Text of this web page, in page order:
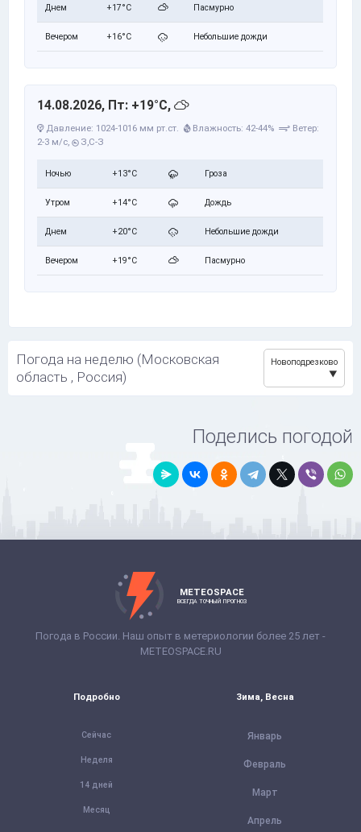
Днем +17°C Пасмурно
Вечером +16°C Небольшие дожди
14.08.2026, Пт: +19°C,
Давление: 1024-1016 мм рт.ст. Влажность: 42-44%
Ветер:
2-3 м/с, З,С-З
Ночью +13°C Гроза
Утром +14°C Дождь
Днем +20°C Небольшие дожди
Вечером +19°C Пасмурно
Погода на неделю (Московская
область , Россия)
Новоподрезково
Поделись погодой
METEOSPACE
ВСЕГДА ТОЧНЫЙ ПРОГНОЗ
Погода в России. Наш опыт в метериологии более 25 лет -
METEOSPACE.RU
Подробно
Сейчас
Неделя
14 дней
Месяц
Зима, Весна
Январь
Февраль
Март
Апрель